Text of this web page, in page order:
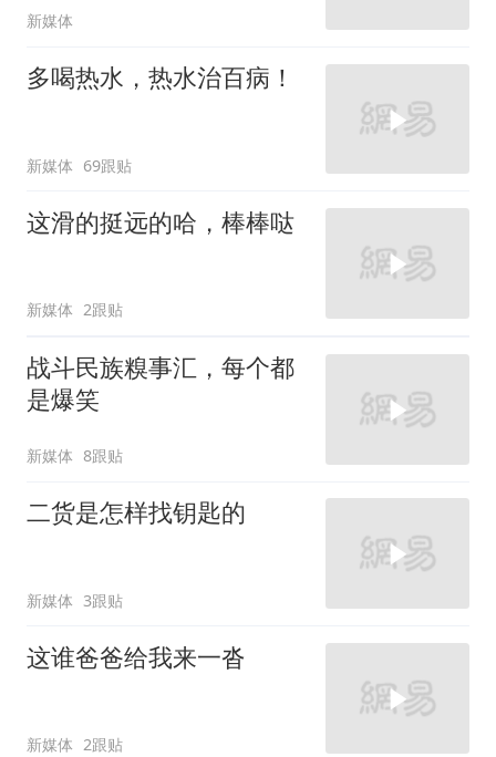
新媒体
多喝热水，热水治百病！
新媒体 69跟贴
这滑的挺远的哈，棒棒哒
新媒体 2跟贴
战斗民族糗事汇，每个都
是爆笑
新媒体 8跟贴
二货是怎样找钥匙的
新媒体 3跟贴
这谁爸爸给我来一沓
新媒体 2跟贴